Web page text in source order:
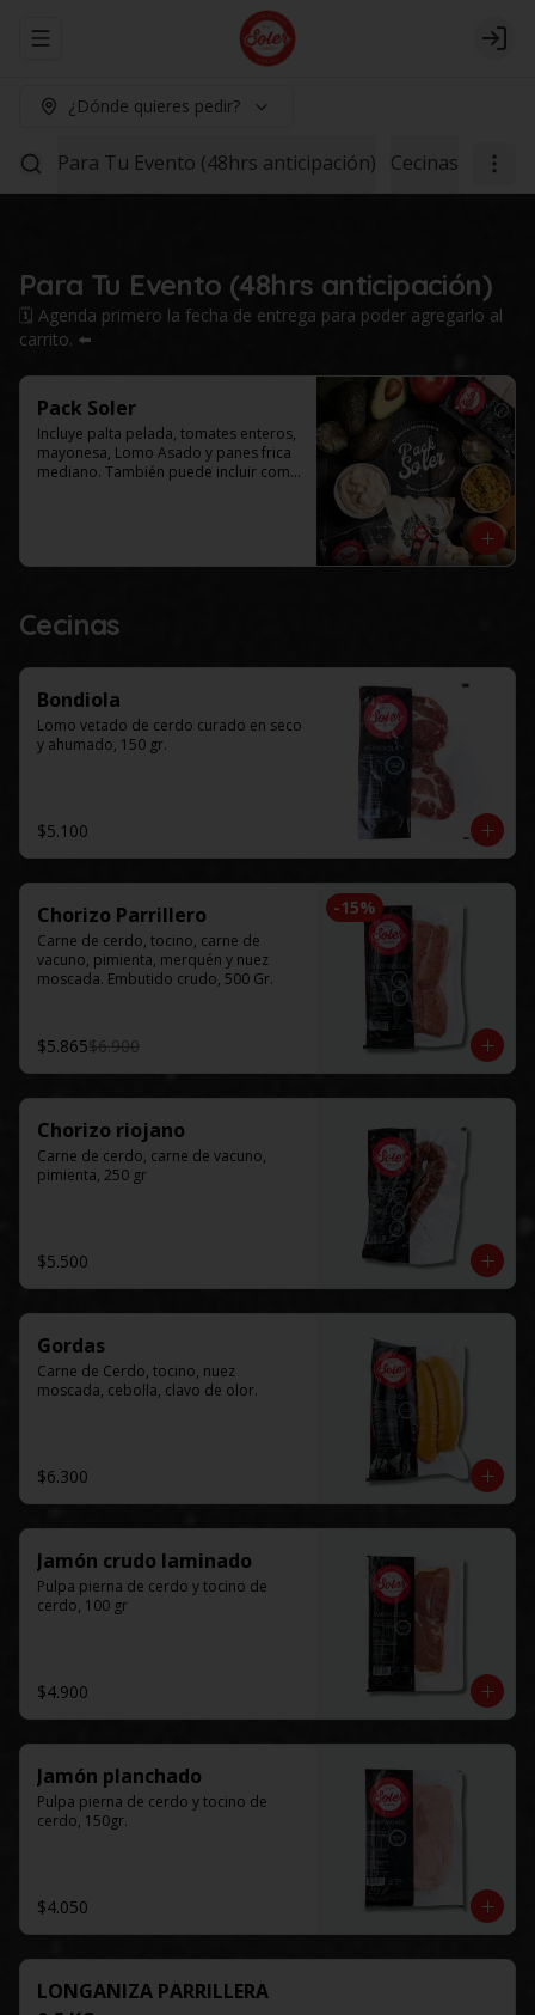
Abrir menu de navegación Login
¿Dónde quieres pedir?
Para Tu Evento (48hrs anticipación) Cecinas
Para Tu Evento (48hrs anticipación)
🗓️ Agenda primero la fecha de entrega para poder agregarlo al
carrito. ⬅️
Pack Soler
Incluye palta pelada, tomates enteros,
mayonesa, Lomo Asado y panes frica
mediano. También puede incluir como
para al menos 48 horas de
Cecinas
Bondiola
Lomo vetado de cerdo curado en seco
y ahumado, 150 gr.
$5.100
-15%
Chorizo Parrillero
Carne de cerdo, tocino, carne de
vacuno, pimienta, merquén y nuez
moscada. Embutido crudo, 500 Gr.
$5.865$6.900
Chorizo riojano
Carne de cerdo, carne de vacuno,
pimienta, 250 gr
$5.500
Gordas
Carne de Cerdo, tocino, nuez
moscada, cebolla, clavo de olor.
$6.300
Jamón crudo laminado
Pulpa pierna de cerdo y tocino de
cerdo, 100 gr
$4.900
Jamón planchado
Pulpa pierna de cerdo y tocino de
cerdo, 150gr.
$4.050
LONGANIZA PARRILLERA